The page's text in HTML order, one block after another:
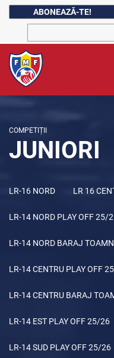
ABONEAZĂ-TE!
COMPETIȚII
JUNIORI
LR-16 NORD LR 16
LR-14 NORD PLAY OFF 25/
LR-14 NORD BARAJ
LR-14 CENTRU PLAY OFF
LR-14 CENTRU BARAJ
LR-14 EST PLAY OFF 25/26
LR-14 SUD PLAY OFF 25/26